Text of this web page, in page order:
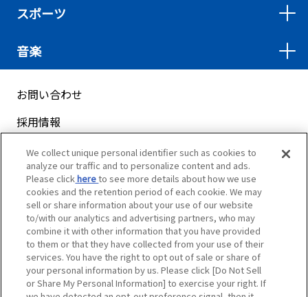
スポーツ
音楽
お問い合わせ
採用情報
サイトマップ
ご利用案内
プライバシーポリシー
クッキーポリシー
ソーシャルメディアポリシー
Do Not Sell or Share My Personal Information
We collect unique personal identifier such as cookies to
analyze our traffic and to personalize content and ads.
Please clickhereto see more details about how we use
cookies and the retention period of each cookie. We may
sell or share information about your use of our website
to/with our analytics and advertising partners, who may
combine it with other information that you have provided
to them or that they have collected from your use of their
services. You have the right to opt out of sale or share of
your personal information by us. Please click [Do Not Sell
or Share My Personal Information] to exercise your right. If